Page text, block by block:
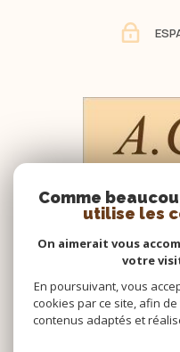
Comme
utilise les
On aimerait vous
votre
En poursuivant, vous
cookies par ce site, afin
contenus adaptés et